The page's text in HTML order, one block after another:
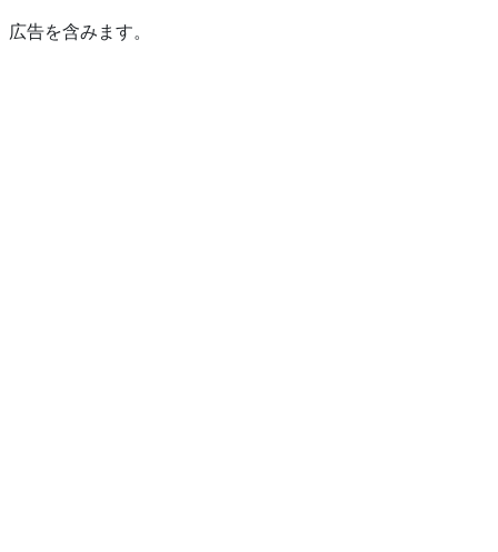
広告を含みます。